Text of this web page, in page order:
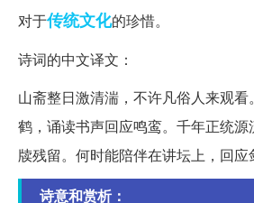
对于传统文化的珍惜。
诗词的中文译文：
山斋整日激清湍，不许凡俗人来观
鹤，诵读书声回应鸣鸾。千年正统
牍残留。何时能陪伴在讲坛上，回应
诗意和赏析：